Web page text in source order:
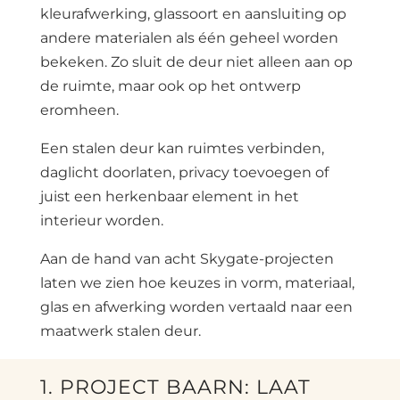
kleurafwerking, glassoort en aansluiting op
andere materialen als één geheel worden
bekeken. Zo sluit de deur niet alleen aan op
de ruimte, maar ook op het ontwerp
eromheen.
Een stalen deur kan ruimtes verbinden,
daglicht doorlaten, privacy toevoegen of
juist een herkenbaar element in het
interieur worden.
Aan de hand van acht Skygate-projecten
laten we zien hoe keuzes in vorm, materiaal,
glas en afwerking worden vertaald naar een
maatwerk stalen deur.
1. PROJECT BAARN: LAAT